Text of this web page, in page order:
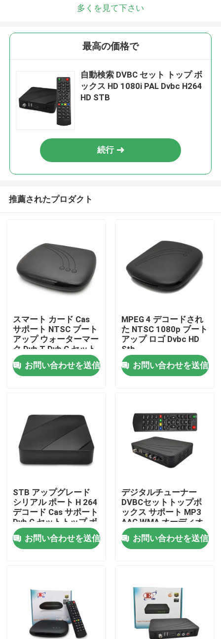
ホーム
VRショー
企業情報
品質管理
お問い合わせ
テレビの上箱
DVBCはセット トップ ボックスを
多くを見て下さい
最高の価格で
自動検索 DVBC セット トップ ボ
ックス HD 1080i PAL Dvbc H264
HD STB
続行
推薦されたプロダクト
スマート カード Cas
サポート NTSC ブート
アップ ウォーターマー
ク Dvb T Dvb C セット
トップ ボックス
お問い合わせを送信
MPEG 4 デコードされ
た NTSC 1080p ブート
アップ ロゴ Dvbc HD
Stb
お問い合わせを送信
STB アップグレード
シリアル ポート H 264
デコード Cas サポート
Dvb C セットトップ ボ
ックス
お問い合わせを送信
デジタルチューナー
DVBCセットトップボ
ックス サポート MP3
AAC WMA オーディオ
形式
お問い合わせを送信